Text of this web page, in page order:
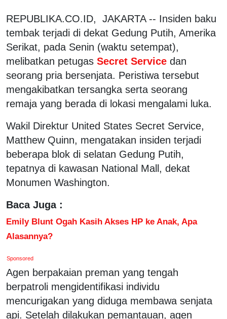
REPUBLIKA.CO.ID, JAKARTA -- Insiden baku
tembak terjadi di dekat Gedung Putih, Amerika
Serikat, pada Senin (waktu setempat),
melibatkan petugas Secret Service dan
seorang pria bersenjata. Peristiwa tersebut
mengakibatkan tersangka serta seorang
remaja yang berada di lokasi mengalami luka.
Wakil Direktur United States Secret Service,
Matthew Quinn, mengatakan insiden terjadi
beberapa blok di selatan Gedung Putih,
tepatnya di kawasan National Mall, dekat
Monumen Washington.
Baca Juga :
Emily Blunt Ogah Kasih Akses HP ke Anak, Apa
Alasannya?
Sponsored
Agen berpakaian preman yang tengah
berpatroli mengidentifikasi individu
mencurigakan yang diduga membawa senjata
api. Setelah dilakukan pemantauan, agen